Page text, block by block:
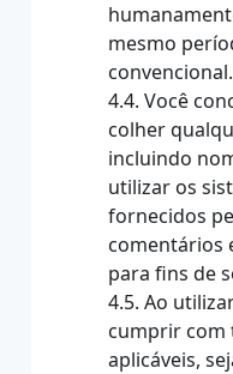
mesmo
convencional.
4.4. Você
colher
incluindo
utilizar os
fornecidos
comentários
para fins de
4.5. Ao
cumprir com
aplicáveis,